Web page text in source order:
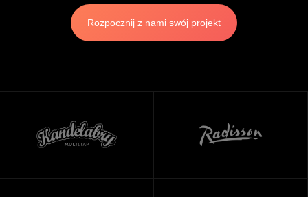
Rozpocznij z nami swój projekt